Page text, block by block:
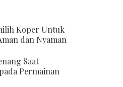
Koper Untuk
dan Nyaman
Saat
Permainan